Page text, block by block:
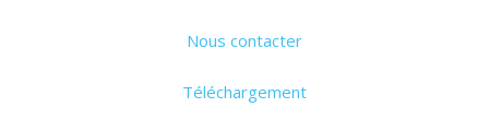
Nous contacter
Téléchargement